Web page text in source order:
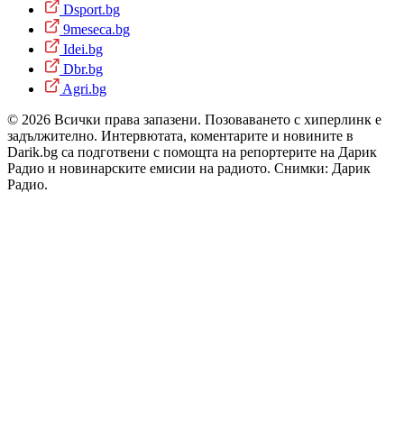
Dsport.bg
9meseca.bg
Idei.bg
Dbr.bg
Agri.bg
© 2026 Всички права запазени. Позоваването с хиперлинк е
задължително. Интервютата, коментарите и новините в
Darik.bg са подготвени с помощта на репортерите на Дарик
Радио и новинарските емисии на радиото. Снимки: Дарик
Радио.